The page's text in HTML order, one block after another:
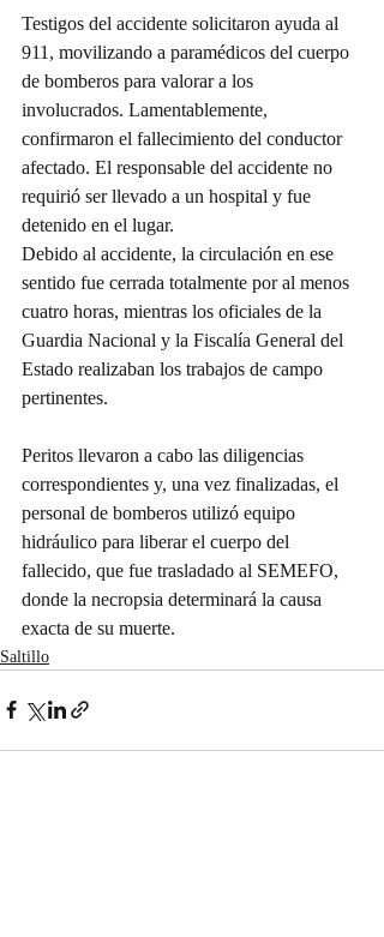
Testigos del accidente solicitaron ayuda al
911, movilizando a paramédicos del cuerpo
de bomberos para valorar a los
involucrados. Lamentablemente,
confirmaron el fallecimiento del conductor
afectado. El responsable del accidente no
requirió ser llevado a un hospital y fue
detenido en el lugar.
Debido al accidente, la circulación en ese
sentido fue cerrada totalmente por al menos
cuatro horas, mientras los oficiales de la
Guardia Nacional y la Fiscalía General del
Estado realizaban los trabajos de campo
pertinentes.
Peritos llevaron a cabo las diligencias
correspondientes y, una vez finalizadas, el
personal de bomberos utilizó equipo
hidráulico para liberar el cuerpo del
fallecido, que fue trasladado al SEMEFO,
donde la necropsia determinará la causa
exacta de su muerte.
Saltillo